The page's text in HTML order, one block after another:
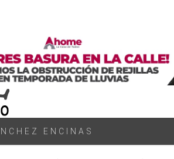
ENCINAS